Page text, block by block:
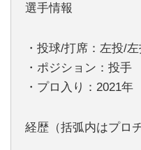
選手情報
・投球/打席：左投/
・ポジション：投手
・プロ入り：2021年
経歴（括弧内はプロ